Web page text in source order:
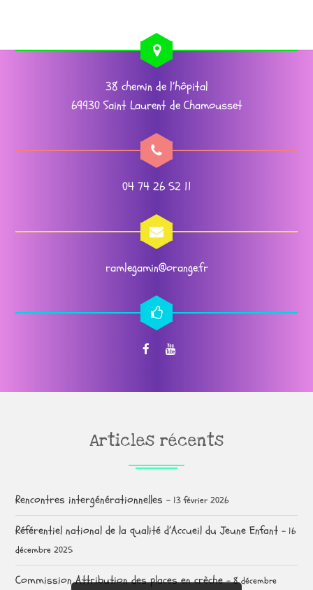
38 chemin de l’hôpital
69930 Saint Laurent de Chamousset
04 74 26 52 11
ramlegamin@orange.fr
Articles récents
Rencontres intergénérationnelles 13 février 2026
Référentiel national de la qualité d’Accueil du Jeune Enfant
16
décembre 2025
Commission Attribution des places en crèche 8 décembre